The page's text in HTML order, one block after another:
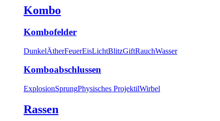
Kombo
Kombofelder
DunkelÄtherFeuerEisLichtBlitzGiftRauchWasser
Komboabschlussen
ExplosionSprungPhysisches ProjektilWirbel
Rassen